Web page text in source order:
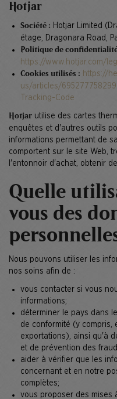
Hotjar
Société : Hotjar Limited
étage, Dragonara Road,
Politique de
https://www.hotjar.com/
Cookies utilisés : https://
us/articles/
Tracking-Code
Hotjar utilise des cartes
enquêtes et d'autres outils
informations permettant de
comportent sur le site Web,
l'entonnoir d'achat, obtenir
Quelle
vous des
Nous pouvons utiliser les
nos soins afin de :
vous contacter si vous
informations;
déterminer le pays dans
de conformité (y compris,
exportations), ainsi qu'à
et de prévention des
aider à vérifier que les
concernant et en notre
complètes;
vous proposer des mises